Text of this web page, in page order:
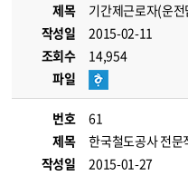
제목
기간제근로자(운
작성일
2015-02-11
조회수
14,954
파일
번호
61
제목
한국철도공사 전문
작성일
2015-01-27